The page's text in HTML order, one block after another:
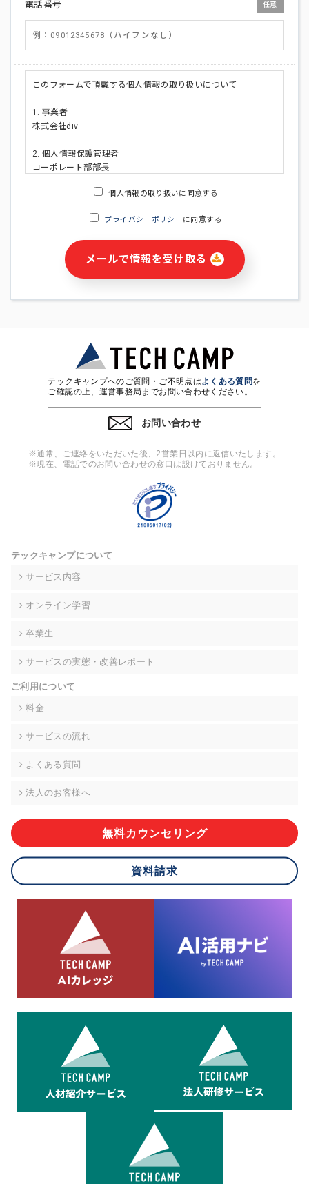
電話番号 任意
このフォームで頂戴する個人情報の取り扱いについて
1. 事業者
株式会社div
2. 個人情報保護管理者
コーポレート部部長
・ご請求された資料の送付のため
・本サービス及び本サービスに関連する情報(当社及び第三者の
サービス又は商品等の広告配信・宣伝を含みますが、それらに
・個人(法人の場合は担当者)を識別できない形式に加工した統
計情報の作成および利用
※上記の利用目的に基づいた本人への連絡及び配信について
4. 個人情報の第三者提供
ンをとるために、氏名等の一部の情報をサービス内で使用する
チャットツールで発信することにより、本サービスの他の利用
者等に提供することがあります。
当社は事業運営上、前項利用目的の範囲に限って個人情報を外
高い委託先を選定し、個人情報の適正管理・機密保持について
個人情報の開示等(利用目的の通知、開示、内容の訂正・追加・
て、下記の当社問合わせ窓口に申し出ることができます。その
的な期間内に対応いたします。ただし、申請が本人確認が不可
により、ご希望に添えない場合があります。 なお、アクセスロ
グなどの個人情報以外の情報については、原則として開示等は
株式会社div 個人情報問合せ窓口
メールアドレス:privacy_policy@di-v.co.jp
ご本人様が当社に個人情報を提供されるかどうかは任意による
応ができない場合があります。
8.cookieにより取得・分析した情報とその利用について
当社は第三者が運営するデータ・マネジメント・プラットフォ
ームからcookieにより収集されたウェブの閲覧機歴及びその分
析結果を取得し、これをお客様の個人データと結びつけた上
で、広告配信等の目的で利用いたします。
個人情報の取り扱いに同意する
プライバシーポリシーに同意する
メールで情報を受け取る
テックキャンプへのご質問・ご不明点はよくある質問を
ご確認の上、運営事務局までお問い合わせください。
お問い合わせ
※通常、ご連絡をいただいた後、2営業日以内に返信いたします。
※現在、電話でのお問い合わせの窓口は設けておりません。
テックキャンプについて
サービス内容
オンライン学習
卒業生
サービスの実態・改善レポート
ご利用について
料金
サービスの流れ
よくある質問
法人のお客様へ
無料カウンセリング
資料請求